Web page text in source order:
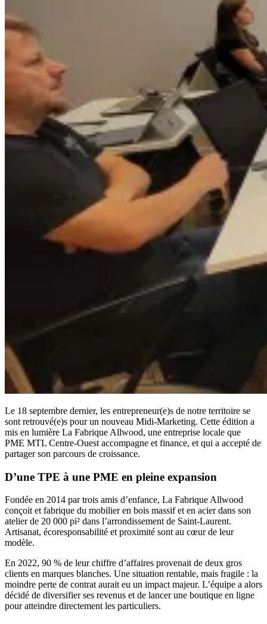
Le 18 septembre dernier, les entrepreneur(e)s de notre territoire se
sont retrouvé(e)s pour un nouveau Midi-Marketing. Cette édition a
mis en lumière La Fabrique Allwood, une entreprise locale que
PME MTL Centre-Ouest accompagne et finance, et qui a accepté de
partager son parcours de croissance.
D’une TPE à une PME en pleine expansion
Fondée en 2014 par trois amis d’enfance, La Fabrique Allwood
conçoit et fabrique du mobilier en bois massif et en acier dans son
atelier de 20 000 pi² dans l’arrondissement de Saint-Laurent.
Artisanat, écoresponsabilité et proximité sont au cœur de leur
modèle.
En 2022, 90 % de leur chiffre d’affaires provenait de deux gros
clients en marques blanches. Une situation rentable, mais fragile : la
moindre perte de contrat aurait eu un impact majeur. L’équipe a alors
décidé de diversifier ses revenus et de lancer une boutique en ligne
pour atteindre directement les particuliers.